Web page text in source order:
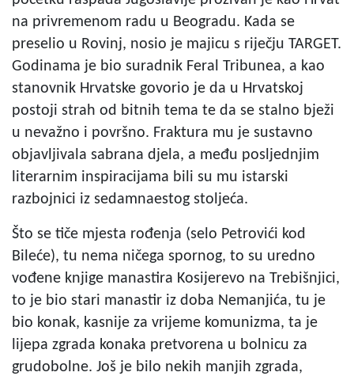
na privremenom radu u Beogradu. Kada se
preselio u Rovinj, nosio je majicu s riječju TARGET.
Godinama je bio suradnik Feral Tribunea, a kao
stanovnik Hrvatske govorio je da u Hrvatskoj
postoji strah od bitnih tema te da se stalno bježi
u nevažno i površno. Fraktura mu je sustavno
objavljivala sabrana djela, a među posljednjim
literarnim inspiracijama bili su mu istarski
razbojnici iz sedamnaestog stoljeća.
Što se tiče mjesta rođenja (selo Petrovići kod
Bileće), tu nema ničega spornog, to su uredno
vođene knjige manastira Kosijerevo na Trebišnjici,
to je bio stari manastir iz doba Nemanjića, tu je
bio konak, kasnije za vrijeme komunizma, ta je
lijepa zgrada konaka pretvorena u bolnicu za
grudobolne. Još je bilo nekih manjih zgrada,